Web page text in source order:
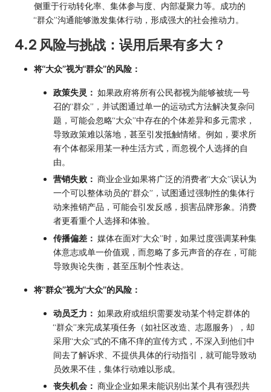
侧重于行动转化率、集体参与度、内部凝聚力等。成功的
“群众”沟通能够激发集体行动，形成强大的社会推动力。
4.2 风险与挑战：误用后果有多大？
将“大众”视为“群众”的风险：
政策失灵： 如果政府将所有公民都视为能够被统一号
召的“群众”，并试图通过单一的运动式方法解决复杂问
题，可能会忽略“大众”中存在的个体差异和多元需求，
导致政策难以落地，甚至引发抵触情绪。例如，要求所
有个体都采用某一种生活方式，而忽视个人选择的自
由。
营销失败： 商业企业如果将广泛的消费者“大众”误认为
一个可以整体动员的“群众”，试图通过强制性的集体行
动来推销产品，可能会引发反感，损害品牌形象。消费
者更看重个人选择和体验。
传播偏差： 媒体在面对“大众”时，如果过度强调某种集
体意志或单一价值观，而忽略了多元声音的存在，可能
导致舆论失衡，甚至压制个性表达。
将“群众”视为“大众”的风险：
动员乏力： 如果政府或组织需要发动某个特定群体的
“群众”来完成某项任务（如社区改造、志愿服务），却
采用“大众”式的不痛不痒的宣传方式，不深入到他们中
间去了解诉求、不提供具体的行动指引，就可能导致动
员效果不佳，集体行动难以形成。
丧失机会： 商业企业如果未能识别出某个具有强烈共